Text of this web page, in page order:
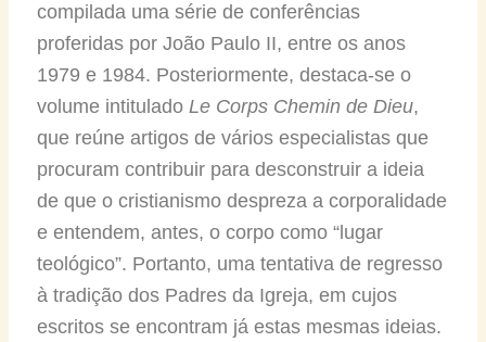
compilada uma série de conferências
proferidas por João Paulo II, entre os anos
1979 e 1984. Posteriormente, destaca-se o
volume intitulado Le Corps Chemin de Dieu,
que reúne artigos de vários especialistas que
procuram contribuir para desconstruir a ideia
de que o cristianismo despreza a corporalidade
e entendem, antes, o corpo como “lugar
teológico”. Portanto, uma tentativa de regresso
à tradição dos Padres da Igreja, em cujos
escritos se encontram já estas mesmas ideias.